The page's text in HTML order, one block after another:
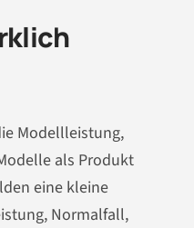
Modellleistung,
als Produkt
eine kleine
Normalfall,